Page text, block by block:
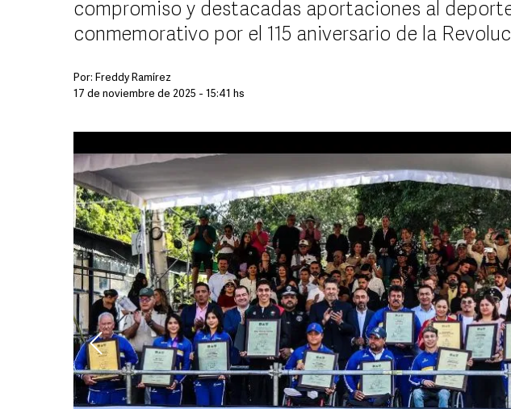
compromiso y destacadas aportaciones al
conmemorativo por el 115 aniversario de la
Por: Freddy Ramírez
17 de noviembre de 2025 - 15:41 hs